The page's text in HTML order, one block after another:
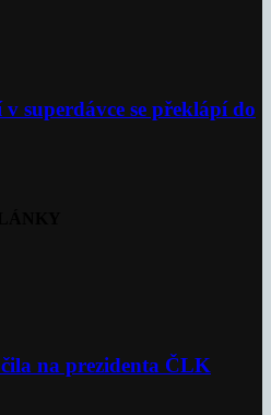
superdávce se překlápí do
na prezidenta ČLK